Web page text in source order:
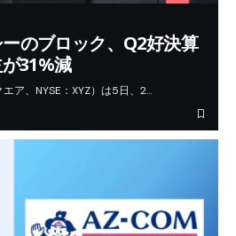
のブロック、Q2好決算
31%減
ア、NYSE：XYZ）は5日、2…